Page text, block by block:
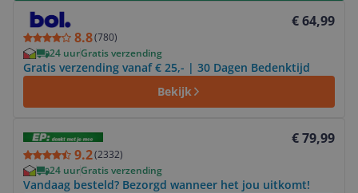
8.8(780)
€ 64,99
24 uurGratis verzending
Gratis verzending vanaf € 25,- | 30 Dagen Bedenktijd
Bekijk
Bekijk product
9.2(2332)
€ 79,99
24 uurGratis verzending
Vandaag besteld? Bezorgd wanneer het jou uitkomt!